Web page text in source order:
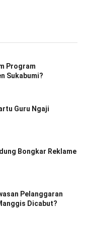
Program
Sukabumi?
Guru Ngaji
Bongkar Reklame
Pelanggaran
Dicabut?